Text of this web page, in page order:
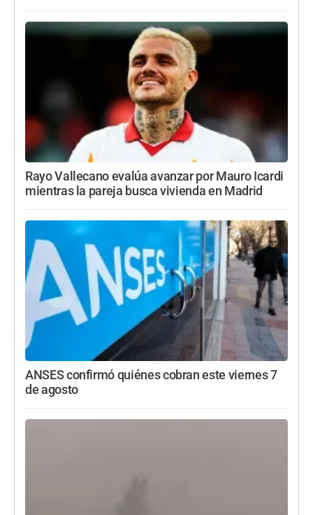
Rayo Vallecano evalúa avanzar por Mauro Icardi
mientras la pareja busca vivienda en Madrid
ANSES confirmó quiénes cobran este viernes 7
de agosto